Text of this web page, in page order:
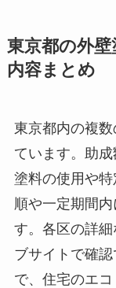
東京都の外
内容まとめ
東京都内の複
ています。助
塗料の使用や
順や一定期間
す。各区の詳
ブサイトで確
で、住宅のエ